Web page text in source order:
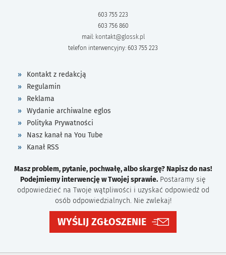
603 755 223
603 756 860
mail: kontakt@glossk.pl
telefon interwencyjny: 603 755 223
Kontakt z redakcją
Regulamin
Reklama
Wydanie archiwalne eglos
Polityka Prywatności
Nasz kanał na You Tube
Kanał RSS
Masz problem, pytanie, pochwałę, albo skargę? Napisz do nas!
Podejmiemy interwencję w Twojej sprawie. Postaramy się
odpowiedzieć na Twoje wątpliwości i uzyskać odpowiedź od
osób odpowiedzialnych. Nie zwlekaj!
WYŚLIJ ZGŁOSZENIE